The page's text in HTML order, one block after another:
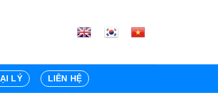
LÝ LIÊN HỆ